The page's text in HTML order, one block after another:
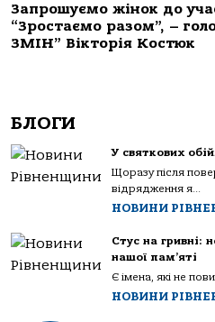
Запрошуємо жінок до
“Зростаємо разом”, –
ЗМІН” Вікторія Костюк
БЛОГИ
У святкових
Щоразу після
відрядження я...
НОВИНИ
Стус на гривні:
нашої пам’яті
Є імена, які не
НОВИНИ